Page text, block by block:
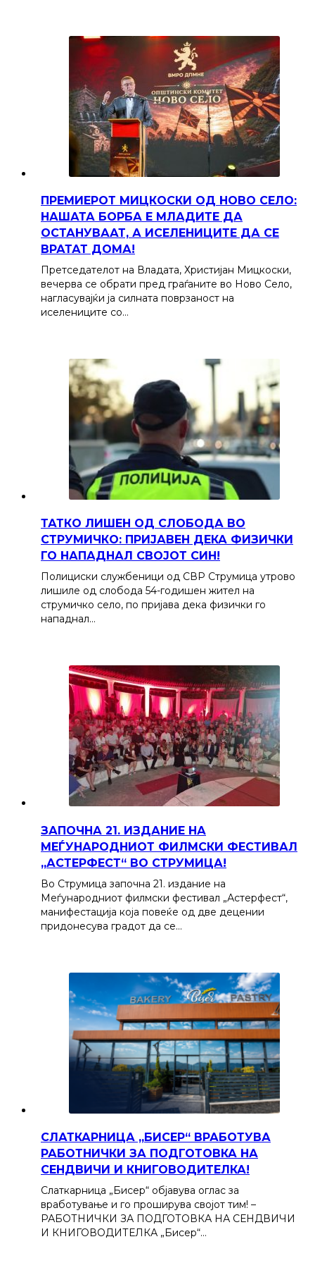
ПРЕМИЕРОТ МИЦКОСКИ ОД НОВО СЕЛО:
НАШАТА БОРБА Е МЛАДИТЕ ДА
ОСТАНУВААТ, А ИСЕЛЕНИЦИТЕ ДА СЕ
ВРАТАТ ДОМА!
Претседателот на Владата, Христијан Мицкоски,
вечерва се обрати пред граѓаните во Ново Село,
нагласувајќи ја силната поврзаност на
иселениците со…
ТАТКО ЛИШЕН ОД СЛОБОДА ВО
СТРУМИЧКО: ПРИЈАВЕН ДЕКА ФИЗИЧКИ
ГО НАПАДНАЛ СВОЈОТ СИН!
Полициски службеници од СВР Струмица утрово
лишиле од слобода 54-годишен жител на
струмичко село, по пријава дека физички го
нападнал…
ЗАПОЧНА 21. ИЗДАНИЕ НА
МЕЃУНАРОДНИОТ ФИЛМСКИ ФЕСТИВАЛ
„АСТЕРФЕСТ“ ВО СТРУМИЦА!
Во Струмица започна 21. издание на
Меѓународниот филмски фестивал „Астерфест“,
манифестација која повеќе од две децении
придонесува градот да се…
СЛАТКАРНИЦА „БИСЕР“ ВРАБОТУВА
РАБОТНИЧКИ ЗА ПОДГОТОВКА НА
СЕНДВИЧИ И КНИГОВОДИТЕЛКА!
Слаткарница „Бисер“ објавува оглас за
вработување и го проширува својот тим! –
РАБОТНИЧКИ ЗА ПОДГОТОВКА НА СЕНДВИЧИ
И КНИГОВОДИТЕЛКА „Бисер“…